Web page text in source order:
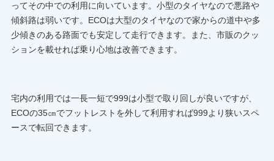
ってその中での利用に向いています。小型のタイヤなので悪路や
傾斜路は弱いです。ECOは大型のタイヤなので家からの道中や多
少傾きのある路面でも安定して走行できます。また、市販のクッ
ションを載せれば乗り心地は改善できます。
宅内の利用では一長一短で999は小型で取り回しが良いですが、
ECOの35㎝でフットレストを外して利用すれば999より狭いスペ
ースで転回できます。